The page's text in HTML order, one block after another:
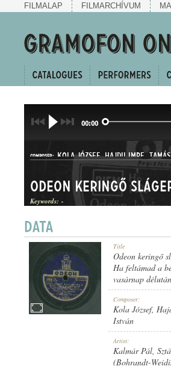
FILMALAP FILMARCHÍVUM
00:00
COMPOSER: KOLA JÓZSEF,HAJDU IMRE,
KERINGŐEGYVELEG
Odeon keringő
Keywords: -
Title
Odeon keringő
Ha feltámad a
vasárnap délután
Composer:
Kola József,
István
Artist:
Kalmár Pál,
(Bohrandt-